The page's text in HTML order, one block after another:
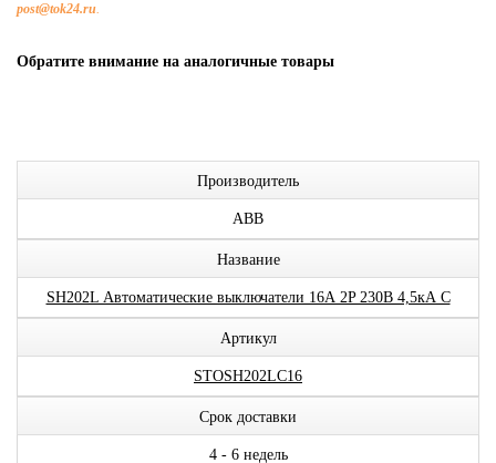
post@tok24.ru.
Обратите внимание на аналогичные товары
Производитель
ABB
Название
SH202L Автоматические выключатели 16А 2P 230В 4,5кА C
Артикул
STOSH202LC16
Срок доставки
4 - 6 недель